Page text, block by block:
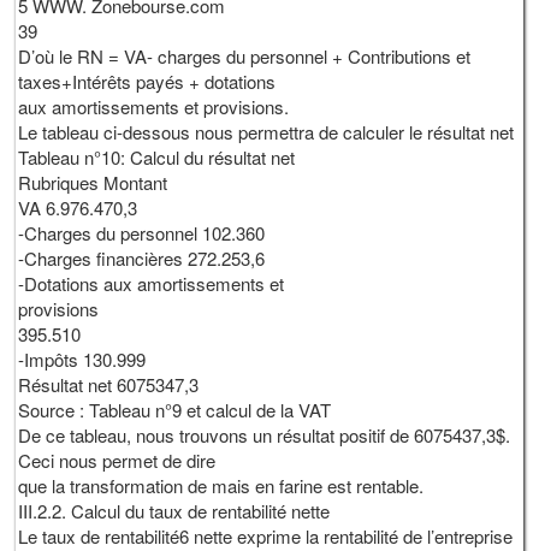
5 WWW. Zonebourse.com
39
D’où le RN = VA- charges du personnel + Contributions et
taxes+Intérêts payés + dotations
aux amortissements et provisions.
Le tableau ci-dessous nous permettra de calculer le résultat net
Tableau n°10: Calcul du résultat net
Rubriques Montant
VA 6.976.470,3
-Charges du personnel 102.360
-Charges financières 272.253,6
-Dotations aux amortissements et
provisions
395.510
-Impôts 130.999
Résultat net 6075347,3
Source : Tableau n°9 et calcul de la VAT
De ce tableau, nous trouvons un résultat positif de 6075437,3$.
Ceci nous permet de dire
que la transformation de mais en farine est rentable.
III.2.2. Calcul du taux de rentabilité nette
Le taux de rentabilité6 nette exprime la rentabilité de l’entreprise